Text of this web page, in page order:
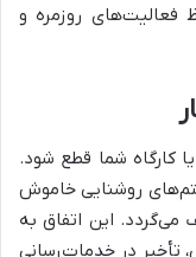
فعالیت‌های روزمره و
کارگاه شما قطع شود.
روشنایی خاموش
می‌گردد. این اتفاق به
تأخیر در خدمات‌رسانی